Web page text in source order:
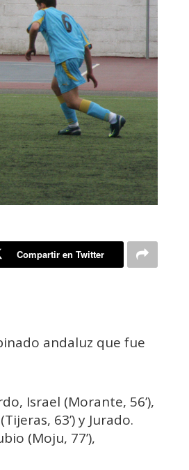
Compartir en Twitter
andaluz que fue
Israel (Morante, 56’),
63’) y Jurado.
(Moju, 77’),